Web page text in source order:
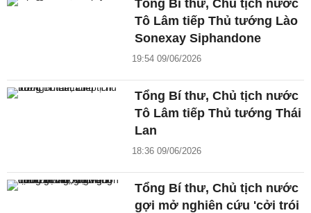
Tổng Bí thư, Chủ tịch nước
Tô Lâm tiếp Thủ tướng Lào
Sonexay Siphandone
19:54 09/06/2026
Tổng Bí thư, Chủ tịch nước
Tô Lâm tiếp Thủ tướng Thái
Lan
18:36 09/06/2026
Tổng Bí thư, Chủ tịch nước
gợi mở nghiên cứu 'cởi trói